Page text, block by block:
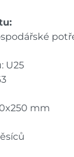
prodejnách je
se mohou lišit
U25
mm